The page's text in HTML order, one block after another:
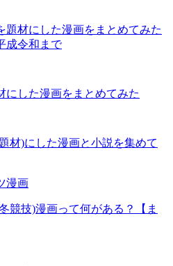
題材にした漫画をまとめてみた
成令和まで
にした漫画をまとめてみた
材)にした漫画と小説を集めて
競技)漫画って何がある？【ま